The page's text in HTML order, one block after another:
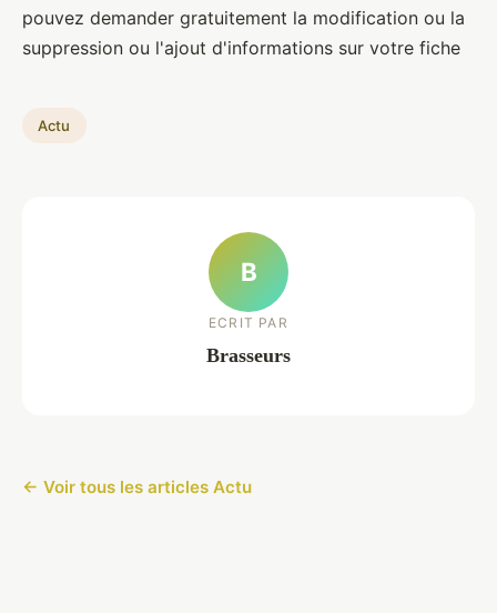
pouvez demander gratuitement la modification ou la
suppression ou l'ajout d'informations sur votre fiche
Actu
B
ECRIT PAR
Brasseurs
← Voir tous les articles Actu